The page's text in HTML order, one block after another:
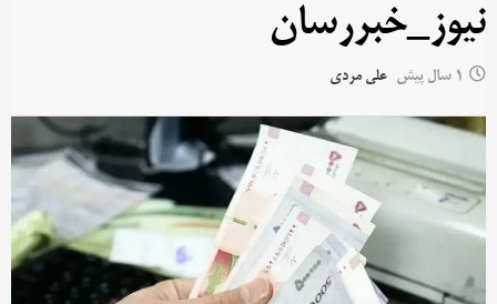
نیوز_خبررسان
1 سال پیش علی مردی